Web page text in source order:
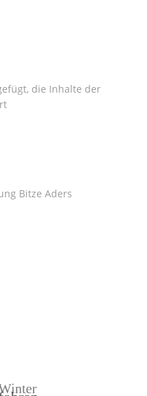
die Inhalte der
Bitze Aders